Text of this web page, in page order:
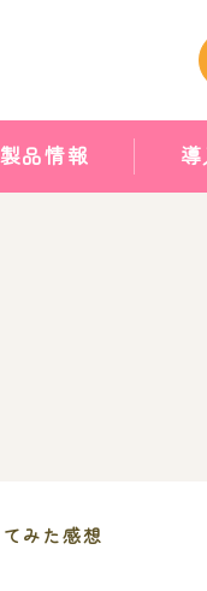
製品情報
みた感想